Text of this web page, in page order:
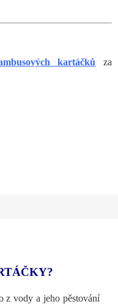
kartáčků za
z vody a jeho pěstování